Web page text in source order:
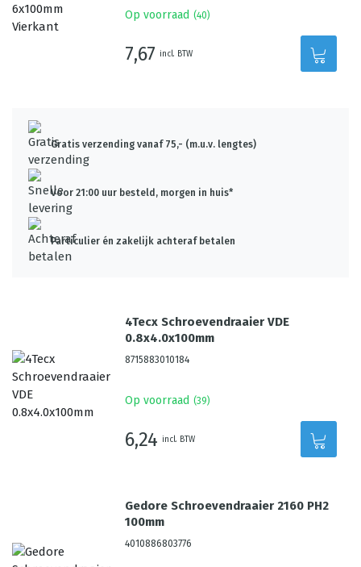
Op voorraad (40)
7,67 incl. BTW
Gratis verzending vanaf 75,- (m.u.v. lengtes)
Voor 21:00 uur besteld, morgen in huis*
Particulier én zakelijk achteraf betalen
4Tecx Schroevendraaier VDE
0.8x4.0x100mm
8715883010184
Op voorraad (39)
6,24 incl. BTW
Gedore Schroevendraaier 2160 PH2
100mm
4010886803776